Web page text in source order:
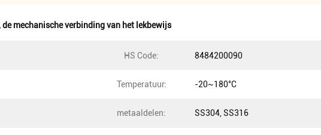
de mechanische verbinding van het lekbewijs
HS Code: 8484200090
Temperatuur: -20~180°C
metaaldelen: SS304, SS316